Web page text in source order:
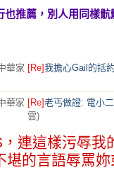
推薦，別人用同樣
華家 [Re]我擔心Gail的括
華家 [Re]老丐做證: 電小
雲)
連這樣污辱我
堪的言語辱罵